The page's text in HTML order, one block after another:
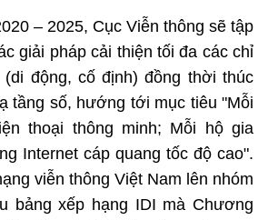
– 2025, Cục Viễn thông sẽ tập
giải pháp cải thiện tối đa các chỉ
động, cố định) đồng thời thúc
tầng số, hướng tới mục tiêu "Mỗi
thoại thông minh; Mỗi hộ gia
Internet cáp quang tốc độ cao".
viễn thông Việt Nam lên nhóm
bảng xếp hạng IDI mà Chương